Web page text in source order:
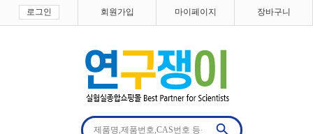
로그인 회원가입 마이페이지 장바구니